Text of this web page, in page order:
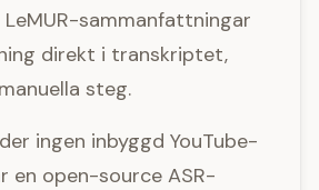
sammanfattningar
direkt i transkriptet,
steg.
ingen inbyggd YouTube-
en open-source ASR-